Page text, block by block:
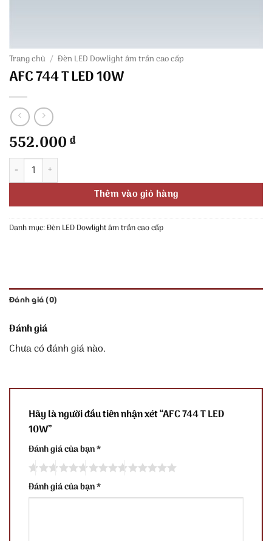
Trang chủ / Đèn LED Dowlight âm trần cao cấp
AFC 744 T LED 10W
552.000 ₫
AFC 744 T LED 10W số lượng
Thêm vào giỏ hàng
Danh mục:Đèn LED Dowlight âm trần cao cấp
Đánh giá (0)
Đánh giá
Chưa có đánh giá nào.
Hãy là người đầu tiên nhận xét “AFC 744 T LED
10W”
Đánh giá của bạn*
Đánh giá của bạn*